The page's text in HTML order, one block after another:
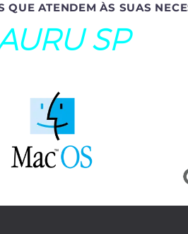
ATENDEM ÀS SUAS
SP